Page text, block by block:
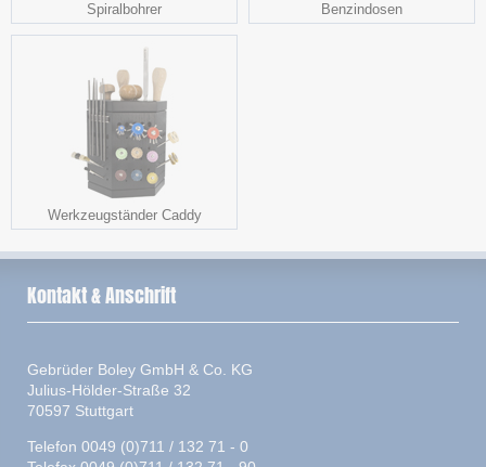
Spiralbohrer Benzindosen
Werkzeugständer Caddy
Kontakt & Anschrift
Gebrüder Boley GmbH & Co. KG
Julius-Hölder-Straße 32
70597 Stuttgart
Telefon 0049 (0)711 / 132 71 - 0